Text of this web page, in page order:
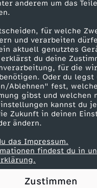
anderem um das
für welche
und verarbeiten
aktuell genutztes
du deine
für die
Oder du legst
Ablehnen" fest,
gibst und welchen
kannst du
Zukunft in deinen
ändern.
das Impressum.
findest du in
Zustimmen